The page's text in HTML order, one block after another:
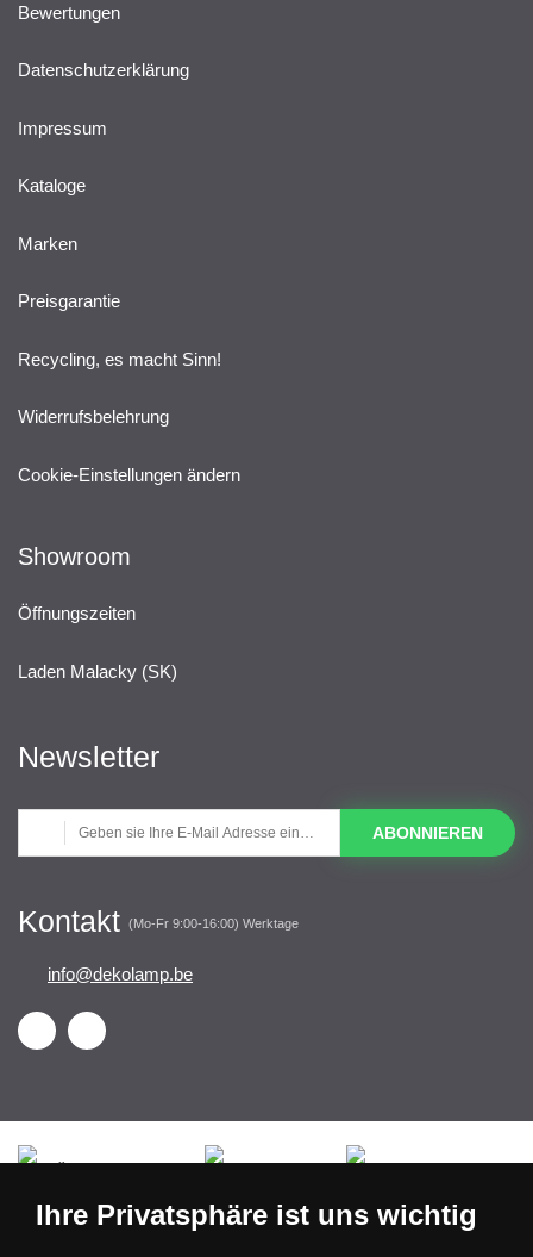
Bewertungen
Datenschutzerklärung
Impressum
Kataloge
Marken
Preisgarantie
Recycling, es macht Sinn!
Widerrufsbelehrung
Cookie-Einstellungen ändern
Showroom
Öffnungszeiten
Laden Malacky (SK)
Newsletter
ABONNIEREN
Kontakt (Mo-Fr 9:00-16:00) Werktage
info@dekolamp.be
Ihre Privatsphäre ist uns wichtig